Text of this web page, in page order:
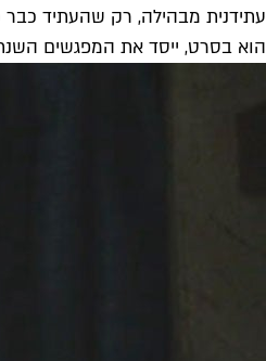
עתידנית מבהילה, רק שהעתיד כבר
הוא בסרט, ייסד את המפגשים השנתיים האלה